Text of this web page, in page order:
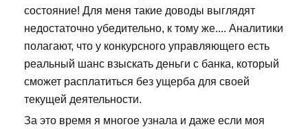
состояние! Для меня такие доводы выглядят
недостаточно убедительно, к тому же.... Аналитики
полагают, что у конкурсного управляющего есть
реальный шанс взыскать деньги с банка, который
сможет расплатиться без ущерба для своей
текущей деятельности.
За это время я многое узнала и даже если моя